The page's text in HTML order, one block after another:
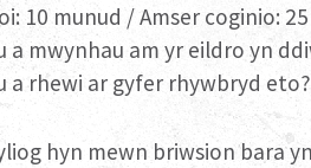
10 munud / Amser coginio:
a mwynhau am yr eildro yn
a rhewi ar gyfer rhywbryd
hyn mewn briwsion bara